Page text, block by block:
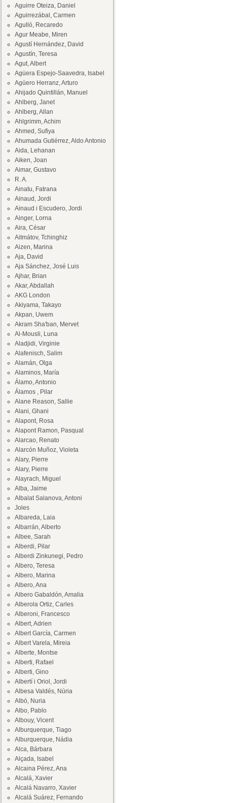
Aguirre Oteiza, Daniel
Aguirrezábal, Carmen
Agulló, Recaredo
Agur Meabe, Miren
Agustí Hernández, David
Agustín, Teresa
Agut, Albert
Agüera Espejo-Saavedra, Isabel
Agüero Herranz, Arturo
Ahijado Quintillán, Manuel
Ahlberg, Janet
Ahlberg, Allan
Ahlgrimm, Achim
Ahmed, Sufiya
Ahumada Gutiérrez, Aldo Antonio
Aida, Lehanan
Aiken, Joan
Aimar, Gustavo
R. A.
Ainatu, Fatrana
Ainaud, Jordi
Ainaud i Escudero, Jordi
Ainger, Lorna
Aira, César
Aitmátov, Tchinghiz
Aizen, Marina
Aja, David
Aja Sánchez, José Luis
Ajhar, Brian
Akar, Abdallah
AKG London
Akiyama, Takayo
Akpan, Uwem
Akram Sha'ban, Mervet
Al-Mousli, Luna
Aladjidi, Virginie
Alafenisch, Salim
Alamán, Olga
Alaminos, María
Álamo, Antonio
Álamos , Pilar
Alane Reason, Sallie
Alani, Ghani
Alapont, Rosa
Alapont Ramon, Pasqual
Alarcao, Renato
Alarcón Muñoz, Violeta
Alary, Pierre
Alary, Pierre
Alayrach, Miguel
Alba, Jaime
Albalat Salanova, Antoni
Joles
Albareda, Laia
Albarrán, Alberto
Albee, Sarah
Alberdi, Pilar
Alberdi Zinkunegi, Pedro
Albero, Teresa
Albero, Marina
Albero, Ana
Albero Gabaldón, Amalia
Alberola Ortiz, Carles
Alberoni, Francesco
Albert, Adrien
Albert García, Carmen
Albert Varela, Mireia
Alberte, Montse
Alberti, Rafael
Alberti, Gino
Albertí i Oriol, Jordi
Albesa Valdés, Núria
Albó, Nuria
Albo, Pablo
Albouy, Vicent
Alburquerque, Tiago
Alburquerque, Nádia
Alca, Bárbara
Alçada, Isabel
Alcaina Pérez, Ana
Alcalá, Xavier
Alcalá Navarro, Xavier
Alcalá Suárez, Fernando